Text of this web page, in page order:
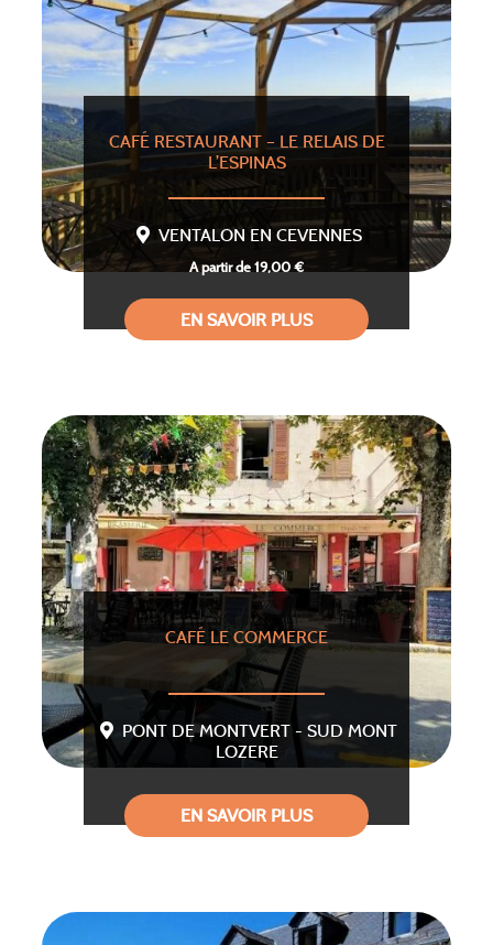
CAFÉ RESTAURANT – LE RELAIS DE
L’ESPINAS
VENTALON EN CEVENNES
A partir de 19,00 €
EN SAVOIR PLUS
CAFÉ LE COMMERCE
PONT DE MONTVERT - SUD MONT
LOZERE
EN SAVOIR PLUS